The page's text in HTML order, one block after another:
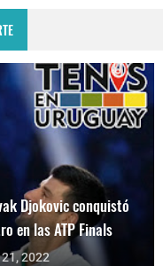
Djokovic conquistó
en las ATP Finals
2022